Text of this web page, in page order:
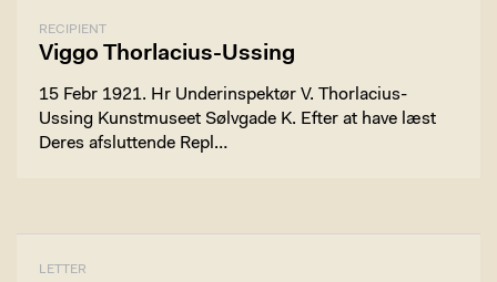
RECIPIENT
Viggo Thorlacius-Ussing
15 Febr 1921. Hr Underinspektør V. Thorlacius-
Ussing Kunstmuseet Sølvgade K. Efter at have læst
Deres afsluttende Repl…
LETTER